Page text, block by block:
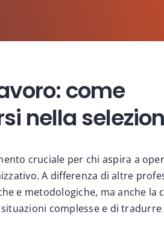
come
nella
cruciale per chi aspira a
A differenza di altre
e metodologiche, ma anche la
complesse e di tradurre